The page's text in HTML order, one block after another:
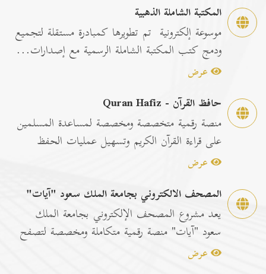
المكتبة الشاملة الذهبية
موسوعة إلكترونية تم تطويرها كمبادرة مستقلة لتجميع
ودمج كتب المكتبة الشاملة الرسمية مع إصدارات...
عرض
حافظ القرآن - Quran Hafiz
منصة رقمية متخصصة ومخصصة لمساعدة المسلمين
على قراءة القرآن الكريم وتسهيل عمليات الحفظ
والمراجعة عبر...
عرض
المصحف الالكتروني بجامعة الملك سعود "آيات"
يعد مشروع المصحف الإلكتروني بجامعة الملك
سعود "آيات" منصة رقمية متكاملة ومخصصة لتصفح
وقراءة القرآن ا...
عرض